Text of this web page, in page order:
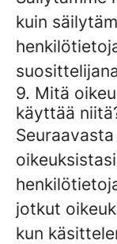
kuin
9. Mitä
käyttää
jotkut
kun